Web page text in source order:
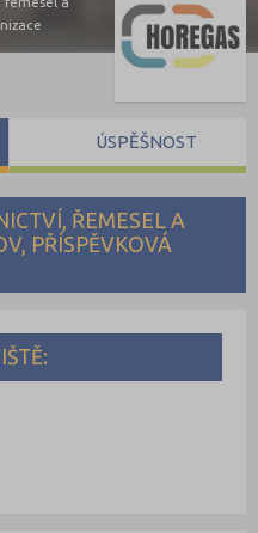
ŘEMESEL A
PŘÍSPĚVKOVÁ
ÚSPĚŠNOST